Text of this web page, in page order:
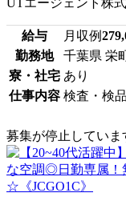
UTエージェント株
給与 月収例
勤務地
千葉県 栄
寮・社宅 あり
仕事内容 検査・検品
募集が停止していま